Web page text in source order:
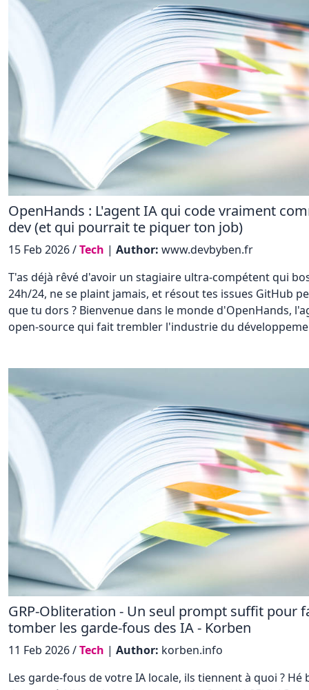
OpenHands : L'agent IA qui code vraiment
dev (et qui pourrait te piquer ton job)
15 Feb 2026 /Tech | Author: www.devbyben.fr
T'as déjà rêvé d'avoir un stagiaire ultra-compétent qui
24h/24, ne se plaint jamais, et résout tes issues GitHub
que tu dors ? Bienvenue dans le monde d'OpenHands,
open-source qui fait trembler l'industrie du
GRP-Obliteration - Un seul prompt suffit pour
tomber les garde-fous des IA - Korben
11 Feb 2026 /Tech | Author: korben.info
Les garde-fous de votre IA locale, ils tiennent à quoi ? Hé